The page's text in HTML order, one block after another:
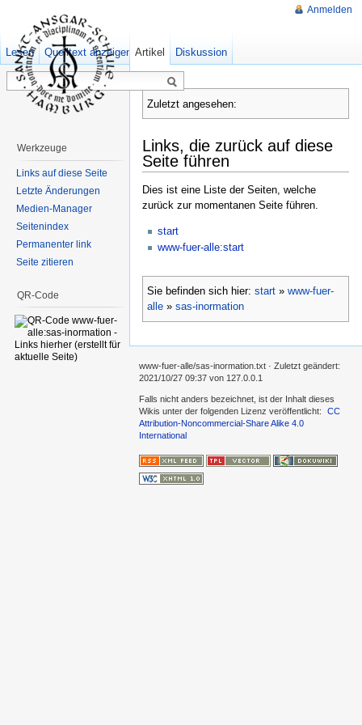
Zuletzt angesehen:
Links, die zurück auf diese
Seite führen
Dies ist eine Liste der Seiten, welche
zurück zur momentanen Seite führen.
start
www-fuer-alle:start
Sie befinden sich hier: start » www-fuer-
alle » sas-inormation
Anmelden
Artikel Diskussion
Lesen Quelltext anzeigen Ältere Versionen
Werkzeuge
Links auf diese Seite
Letzte Änderungen
Medien-Manager
Seitenindex
Permanenter link
Seite zitieren
QR-Code
www-fuer-alle/sas-inormation.txt · Zuletzt geändert:
2021/10/27 09:37 von 127.0.0.1
Falls nicht anders bezeichnet, ist der Inhalt dieses
Wikis unter der folgenden Lizenz veröffentlicht:
CC
Attribution-Noncommercial-Share Alike 4.0
International